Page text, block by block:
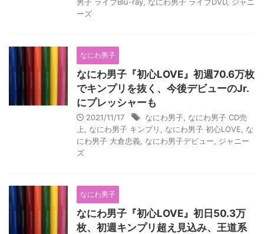
ーズ
なにわ男子
なにわ男子『初心LOVE』初週70.6万枚
でキンプリを抜く、今後デビューのJr.
にプレッシャーも
2021/11/17 なにわ男子 なにわ男子 CD売
上
なにわ男子 キンプリ なにわ男子 初心LOVE
な
にわ男子 大倉忠義
なにわ男子デビュー
ジャニー
ズ
なにわ男子
なにわ男子『初心LOVE』初日50.3万
枚、初週キンプリ超え見込み、王道系